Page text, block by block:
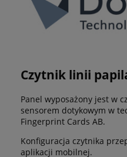
Czytnik linii
Panel wyposażony jest w
sensorem dotykowym w
Fingerprint Cards AB.
Konfiguracja czytnika
aplikacji mobilnej.